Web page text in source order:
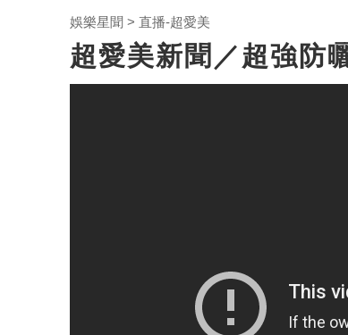
娛樂星聞 直播-超愛美
超愛美新聞／超強防